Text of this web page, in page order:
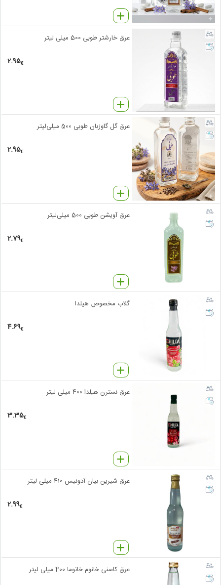
عرق خارشتر طوبی 500 میلی لیتر
2.95€
عرق گل گاوزبان طوبی 500 میلی‌لیتر
2.95€
عرق آویشن طوبی 500 میلی‌لیتر
2.79€
گلاب مخصوص هیلدا
4.69€
عرق نسترن هیلدا 400 میلی لیتر
3.35€
عرق شیرین بیان آدونیس 410 میلی لیتر
2.99€
عرق کاسنی خانوم خانوما 400 میلی لیتر